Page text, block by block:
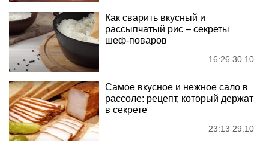
Как сварить вкусный и
рассыпчатый рис – секреты
шеф-поваров
16:26 30.10
Самое вкусное и нежное сало в
рассоле: рецепт, который держат
в секрете
23:13 29.10